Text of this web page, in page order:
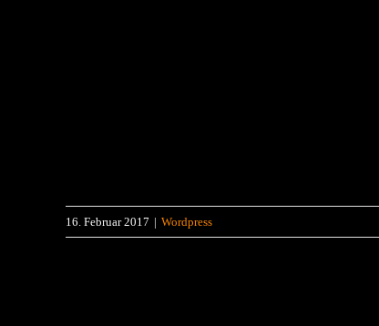
16. Februar 2017 | Wordpress